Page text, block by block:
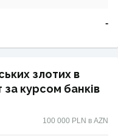
-
злотих в
курсом банків
100 000 PLN в AZN